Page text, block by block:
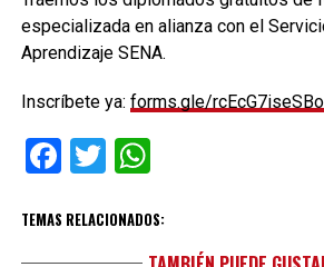
especializada en alianza con el
Aprendizaje SENA.
Inscríbete ya: forms.gle/
Facebook
TwitterWhatsApp
TEMAS RELACIONADOS: